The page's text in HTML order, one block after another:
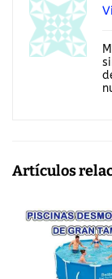
Artículos